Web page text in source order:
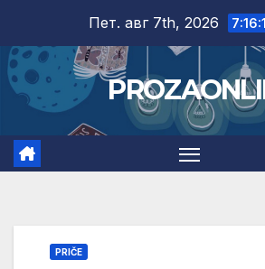
content
Пет. авг 7th, 2026
PRIČE